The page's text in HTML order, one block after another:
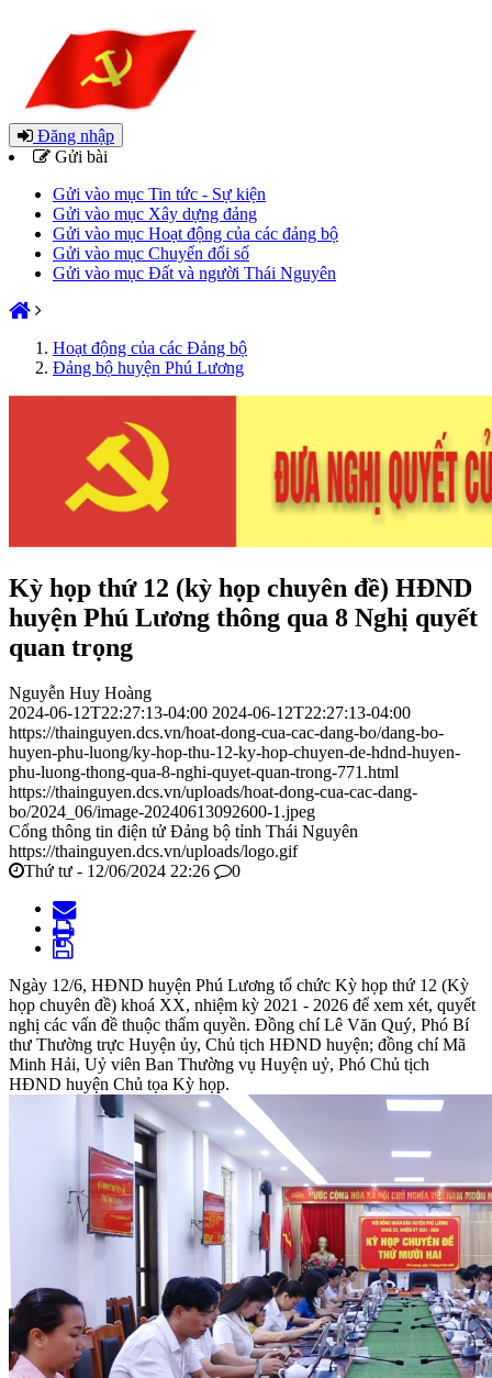
Đăng nhập
Gửi bài
Gửi vào mục Tin tức - Sự kiện
Gửi vào mục Xây dựng đảng
Gửi vào mục Hoạt động của các đảng bộ
Gửi vào mục Chuyển đổi số
Gửi vào mục Đất và người Thái Nguyên
Hoạt động của các Đảng bộ
Đảng bộ huyện Phú Lương
Kỳ họp thứ 12 (kỳ họp chuyên đề) HĐND
huyện Phú Lương thông qua 8 Nghị quyết
quan trọng
Nguyễn Huy Hoàng
2024-06-12T22:27:13-04:00 2024-06-12T22:27:13-04:00
https://thainguyen.dcs.vn/hoat-dong-cua-cac-dang-bo/dang-bo-
huyen-phu-luong/ky-hop-thu-12-ky-hop-chuyen-de-hdnd-huyen-
phu-luong-thong-qua-8-nghi-quyet-quan-trong-771.html
https://thainguyen.dcs.vn/uploads/hoat-dong-cua-cac-dang-
bo/2024_06/image-20240613092600-1.jpeg
Cổng thông tin điện tử Đảng bộ tỉnh Thái Nguyên
https://thainguyen.dcs.vn/uploads/logo.gif
Thứ tư - 12/06/2024 22:26
0
Ngày 12/6, HĐND huyện Phú Lương tổ chức Kỳ họp thứ 12 (Kỳ
họp chuyên đề) khoá XX, nhiệm kỳ 2021 - 2026 để xem xét, quyết
nghị các vấn đề thuộc thẩm quyền. Đồng chí Lê Văn Quý, Phó Bí
thư Thường trực Huyện ủy, Chủ tịch HĐND huyện; đồng chí Mã
Minh Hải, Uỷ viên Ban Thường vụ Huyện uỷ, Phó Chủ tịch
HĐND huyện Chủ tọa Kỳ họp.